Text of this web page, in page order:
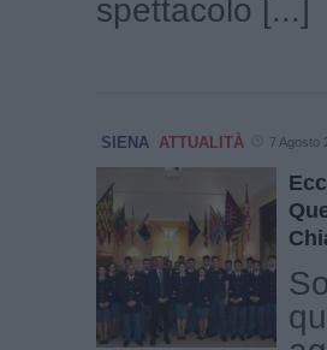
spettacolo [...]
SIENA ATTUALITÀ 7 Agosto